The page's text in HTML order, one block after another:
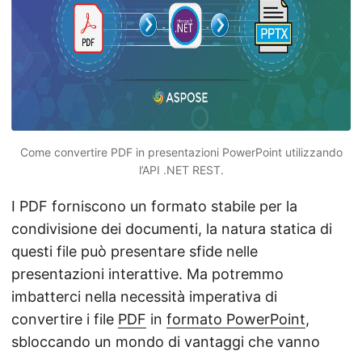
Come convertire PDF in presentazioni PowerPoint utilizzando
l’API .NET REST.
I PDF forniscono un formato stabile per la
condivisione dei documenti, la natura statica di
questi file può presentare sfide nelle
presentazioni interattive. Ma potremmo
imbatterci nella necessità imperativa di
convertire i file PDF in formato PowerPoint,
sbloccando un mondo di vantaggi che vanno